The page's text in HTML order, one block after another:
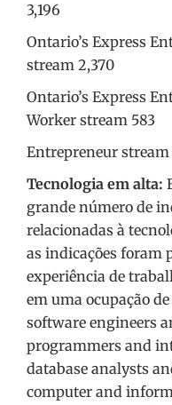
3,196
Ontario’s Express
stream 2,370
Ontario’s Express
Worker stream 583
Entrepreneur stream
Tecnologia em alta:
grande número de
relacionadas à
as indicações foram
experiência de
em uma ocupação
software engineers
programmers and
database analysts
computer and